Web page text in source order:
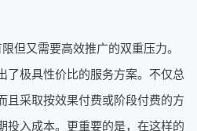
但又需要高效推广的双重压力。
了极具性价比的服务方案。不仅总
且采取按效果付费或阶段付费的方
投入成本。更重要的是，在这样的